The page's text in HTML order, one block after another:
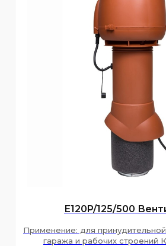
Е120P/125/500
Применение: для принудительной
гаража и рабочих строений